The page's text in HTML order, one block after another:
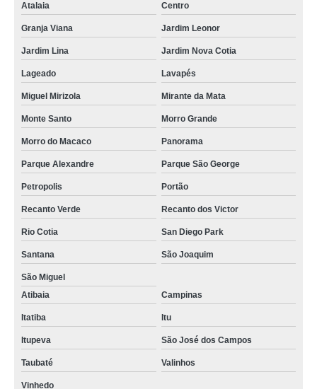
Atalaia Centro
Granja Viana Jardim Leonor
Jardim Lina Jardim Nova Cotia
Lageado Lavapés
Miguel Mirizola Mirante da Mata
Monte Santo Morro Grande
Morro do Macaco Panorama
Parque Alexandre Parque São George
Petropolis Portão
Recanto Verde Recanto dos Victor
Rio Cotia San Diego Park
Santana São Joaquim
São Miguel
Atibaia
Campinas
Itatiba Itu
Itupeva São José dos Campos
Taubaté Valinhos
Vinhedo